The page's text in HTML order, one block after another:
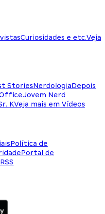
Curiosidades e etc.Veja
StoriesNerdologiaDepois
Jovem Nerd
KVeja mais em Vídeos
Política de
Portal de
RSS